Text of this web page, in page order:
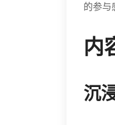
的参与
内
沉